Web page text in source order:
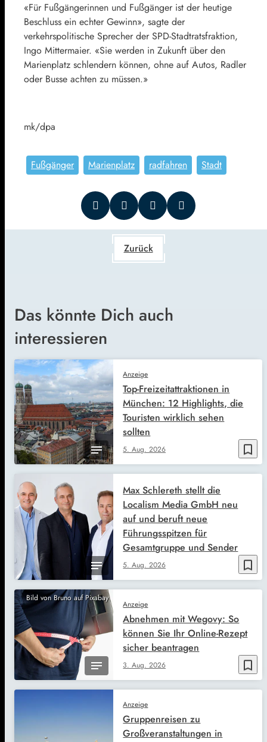
«Für Fußgängerinnen und Fußgänger ist der heutige
Beschluss ein echter Gewinn», sagte der
verkehrspolitische Sprecher der SPD-Stadtratsfraktion,
Ingo Mittermaier. «Sie werden in Zukunft über den
Marienplatz schlendern können, ohne auf Autos, Radler
oder Busse achten zu müssen.»
mk/dpa
Fußgänger Marienplatz radfahren Stadt
Zurück
Das könnte Dich auch
interessieren
bookmark_border
Anzeige
5. Aug. 2026
Top-Freizeitattraktionen in
München: 12 Highlights, die
Touristen wirklich sehen
sollten
bookmark_border
5. Aug. 2026
Max Schlereth stellt die
Localism Media GmbH neu
auf und beruft neue
Führungsspitzen für
Gesamtgruppe und Sender
Bild von Bruno auf Pixabay
bookmark_border
Anzeige
3. Aug. 2026
Abnehmen mit Wegovy: So
können Sie Ihr Online-Rezept
sicher beantragen
Anzeige
Gruppenreisen zu
Großveranstaltungen in